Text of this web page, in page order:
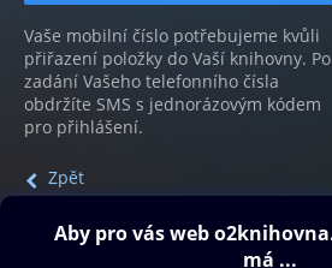
Vaše mobilní číslo potřebujeme kvůli
přiřazení položky do Vaší knihovny. Po
zadání Vašeho telefonního čísla
obdržíte SMS s jednorázovým kódem
pro přihlášení.
Zpět